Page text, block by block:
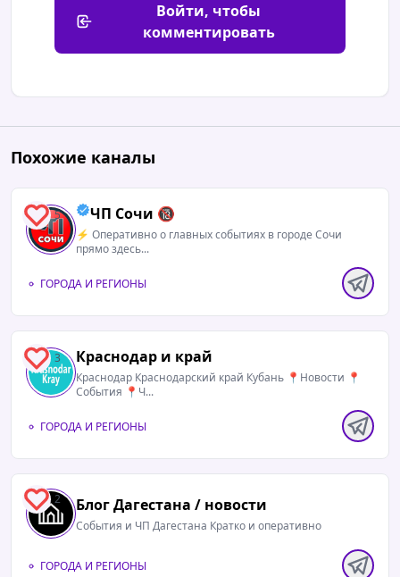
Войти, чтобы
комментировать
Похожие каналы
5 ЧП Сочи 🔞
⚡️ Оперативно о главных событиях в городе Сочи
прямо здесь...
ГОРОДА И РЕГИОНЫ
3 Краснодар и край
Краснодар Краснодарский край Кубань 📍Новости 📍
События 📍Ч...
ГОРОДА И РЕГИОНЫ
2 Блог Дагестана / новости
События и ЧП Дагестана Кратко и оперативно
ГОРОДА И РЕГИОНЫ